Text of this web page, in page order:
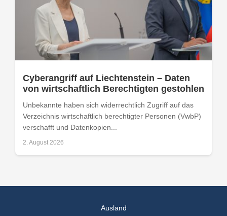
Cyberangriff auf Liechtenstein – Daten
von wirtschaftlich Berechtigten gestohlen
Unbekannte haben sich widerrechtlich Zugriff auf das
Verzeichnis wirtschaftlich berechtigter Personen (VwbP)
verschafft und Datenkopien...
2. August 2026
Ausland